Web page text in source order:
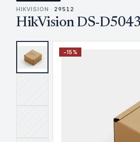
HIKVISION · 29512
HikVision DS-
−15%